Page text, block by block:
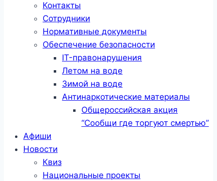
Контакты
Сотрудники
Нормативные документы
Обеспечение безопасности
IT-правонарушения
Летом на воде
Зимой на воде
Антинаркотические материалы
Общероссийская акция
“Сообщи где торгуют смертью”
Афиши
Новости
Квиз
Национальные проекты